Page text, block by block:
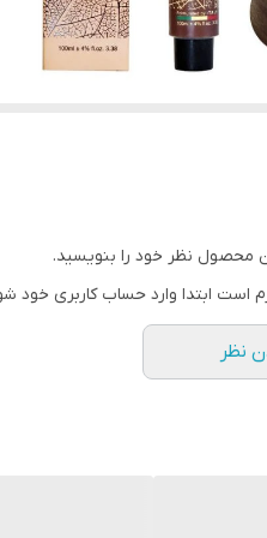
محصول نظر خود را بنویسید.
است ابتدا وارد حساب کاربری خود
نظر